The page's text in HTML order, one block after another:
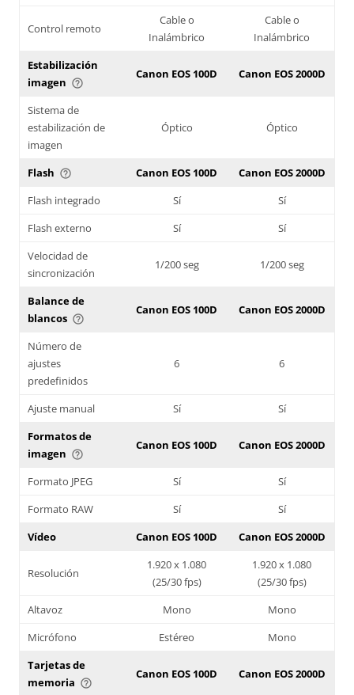
Control remoto
Cable o
Inalámbrico
Cable o
Inalámbrico
Estabilización
imagen help_outline
Canon EOS 100D Canon EOS 2000D
Sistema de
estabilización de
imagen
Óptico Óptico
Flash help_outline Canon EOS 100D
Canon EOS 2000D
Flash integrado
Sí
Sí
Flash externo
Sí
Sí
Velocidad de
sincronización
1/200 seg 1/200 seg
Balance de
blancos help_outline
Canon EOS 100D Canon EOS 2000D
Número de
ajustes
predefinidos
6 6
Ajuste manual Sí
Sí
Formatos de
imagen help_outline
Canon EOS 100D Canon EOS 2000D
Formato JPEG Sí
Sí
Formato RAW
Sí
Sí
Vídeo
Canon EOS 100D Canon EOS 2000D
Resolución
1.920 x 1.080
(25/30 fps)
1.920 x 1.080
(25/30 fps)
Altavoz
Mono
Mono
Micrófono
Estéreo
Mono
Tarjetas de
memoria help_outline
Canon EOS 100D Canon EOS 2000D